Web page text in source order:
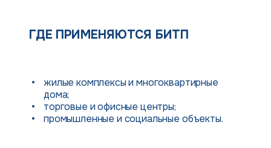
ГДЕ ПРИМЕНЯЮТСЯ БИТП
жилые комплексы и многоквартирные
дома;
торговые и офисные центры;
промышленные и социальные объекты.